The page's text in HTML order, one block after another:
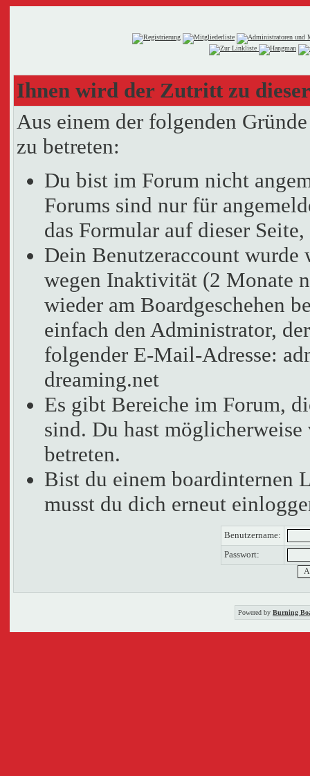
Ihnen wird der Zutritt zu
Aus einem der folgenden
zu betreten:
Du bist im Forum nicht
Forums sind nur für
das Formular auf dieser
Dein Benutzeraccount wurde
wegen Inaktivität (2 Monate
wieder am Boardgeschehen
einfach den Administrator,
folgender E-Mail-Adresse:
dreaming.net
Es gibt Bereiche im Forum,
sind. Du hast
betreten.
Bist du einem boardinternen
musst du dich erneut
Benutzername:
Passwort:
Powered by Burning